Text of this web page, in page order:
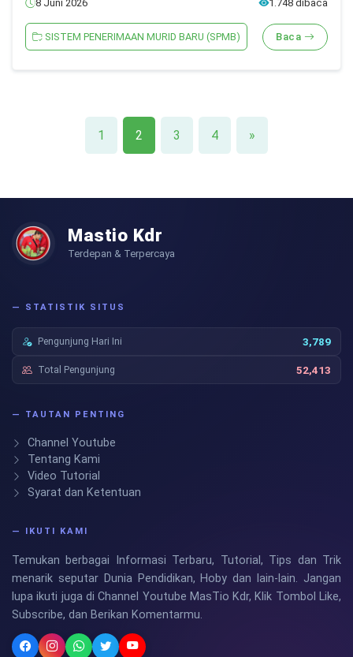
8 Juni 2026 1.748 dibaca
SISTEM PENERIMAAN MURID BARU (SPMB) Baca
1 2 3 4 »
Mastio Kdr
Terdepan & Terpercaya
— STATISTIK SITUS
Pengunjung Hari Ini 3,789
Total Pengunjung 52,413
— TAUTAN PENTING
Channel Youtube
Tentang Kami
Video Tutorial
Syarat dan Ketentuan
— IKUTI KAMI
Temukan berbagai Informasi Terbaru, Tutorial, Tips dan Trik
menarik seputar Dunia Pendidikan, Hoby dan lain-lain. Jangan
lupa ikuti juga di Channel Youtube MasTio Kdr, Klik Tombol Like,
Subscribe, dan Berikan Komentarmu.